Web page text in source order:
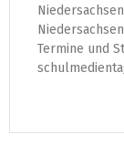
Termine und